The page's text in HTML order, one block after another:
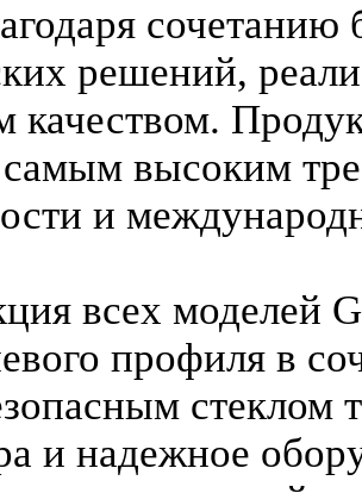
решений,
качеством.
самым высоким
и
всех моделей
профиля в
и надежное